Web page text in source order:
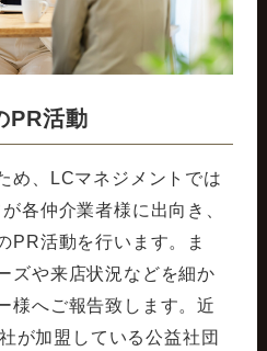
PR活動
め、LCマネジメントでは
各仲介業者様に出向き、
PR活動を行います。ま
ズや来店状況などを細か
様へご報告致します。近
が加盟している公益社団